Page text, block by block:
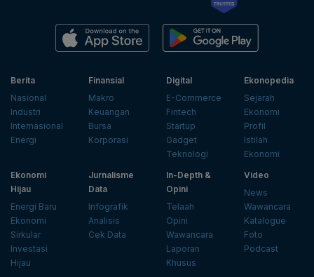
Berita
Nasional
Industri
Internasional
Energi
Finansial
Makro
Keuangan
Bursa
Korporasi
Digital
E-Commerce
Fintech
Startup
Gadget
Teknologi
Ekonopedia
Sejarah
Ekonomi
Profil
Istilah
Ekonomi
Ekonomi
Hijau
Energi Baru
Ekonomi
Sirkular
Investasi
Hijau
Jurnalisme
Data
Infografik
Analisis
Cek Data
In-Depth &
Opini
Telaah
Opini
Wawancara
Laporan
Khusus
Video
News
Wawancara
Katalogue
Foto
Podcast